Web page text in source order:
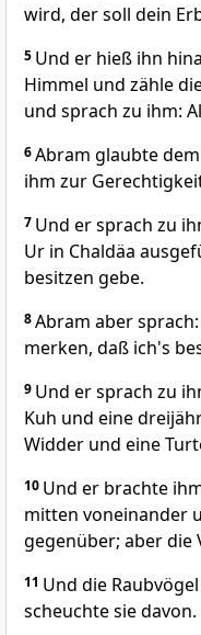
wird, der soll dein
5 Und er hieß ihn
Himmel und zähle
und sprach zu ihm:
6Abram glaubte
ihm zur
7 Und er sprach zu
Ur in Chaldäa
besitzen gebe.
8Abram aber sprach:
merken, daß ich's
9 Und er sprach zu
Kuh und eine
Widder und eine
10 Und er brachte
mitten voneinander
gegenüber; aber die
11 Und die
scheuchte sie davon.